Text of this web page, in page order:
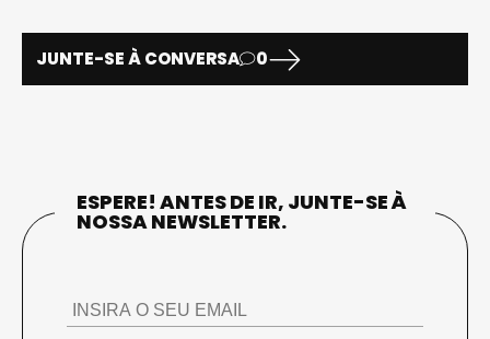
JUNTE-SE À CONVERSA 0
ESPERE! ANTES DE IR, JUNTE-SE À
NOSSA NEWSLETTER.